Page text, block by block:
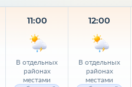
11:00
В отдельных
районах
местами
12:00
В отдельных
районах
местами